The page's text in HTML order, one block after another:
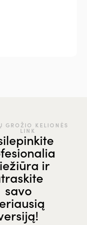
GROŽIO KELIONĖS
LINK
ir
savo